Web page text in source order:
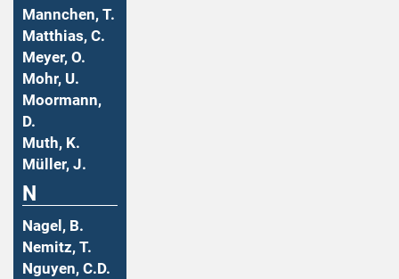
Mannchen, T.
Matthias, C.
Meyer, O.
Mohr, U.
Moormann,
D.
Muth, K.
Müller, J.
N
Nagel, B.
Nemitz, T.
Nguyen, C.D.